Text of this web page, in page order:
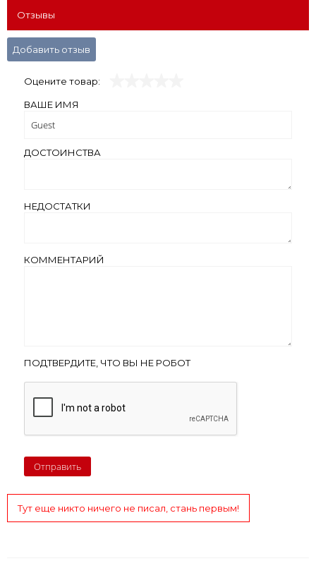
Отзывы
Добавить отзыв
Оцените товар:
ВАШЕ ИМЯ
ДОСТОИНСТВА
НЕДОСТАТКИ
КОММЕНТАРИЙ
ПОДТВЕРДИТЕ, ЧТО ВЫ НЕ РОБОТ
Тут еще никто ничего не писал, стань первым!